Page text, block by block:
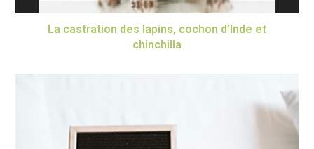
La castration des lapins, cochon d’Inde et
chinchilla